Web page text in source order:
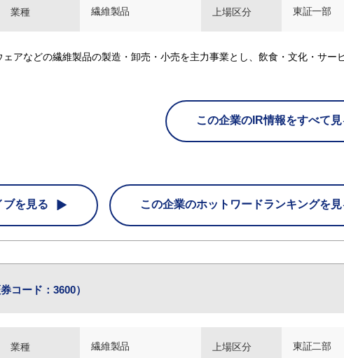
業種 繊維製品 上場区分 東証一部
アなどの繊維製品の製造・卸売・小売を主力事業とし、飲食・文化・サー
この企業のIR情報をすべて見
ブを見る この企業のホットワードランキングを見
券コード：3600）
業種 繊維製品 上場区分 東証二部